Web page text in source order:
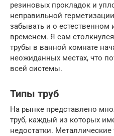
резиновых прокладок и
неправильной
забывать и о естественном
временем. Я сам
трубы в ванной комнате
неожиданных местах, что
всей системы.
Типы труб
На рынке представлено
труб, каждый из которых
недостатки.